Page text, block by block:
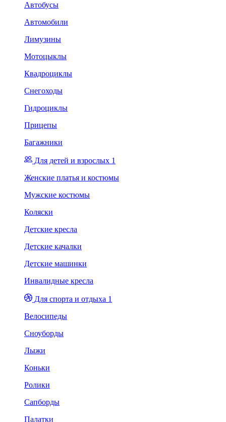
Автобусы
Автомобили
Лимузины
Мотоцыклы
Квадроциклы
Снегоходы
Гидроциклы
Прицепы
Багажники
Для детей и взрослых 1
Женские платья и костюмы
Мужские костюмы
Коляски
Детские кресла
Детские качалки
Детские машинки
Инвалидные кресла
Для спорта и отдыха 1
Велосипеды
Сноуборды
Лыжи
Коньки
Ролики
Сапборды
Палатки